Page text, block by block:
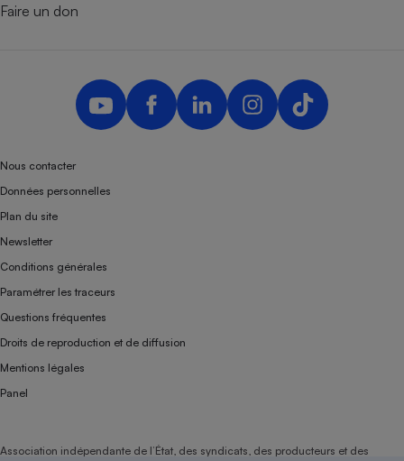
Faire un don
Nous contacter
Données personnelles
Plan du site
Newsletter
Conditions générales
Paramétrer les traceurs
Questions fréquentes
Droits de reproduction et de diffusion
Mentions légales
Panel
Association indépendante de l’État, des syndicats, des producteurs et des